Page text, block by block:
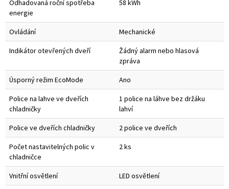
Odhadovaná roční spotřeba
energie
58 kWh
Ovládání Mechanické
Indikátor otevřených dveří
Žádný alarm nebo hlasová
zpráva
Úsporný režim EcoMode Ano
Police na lahve ve dveřích
chladničky
1 police na láhve bez držáku
lahví
Police ve dveřích chladničky 2 police ve dveřích
Počet nastavitelných polic v
chladničce
2 ks
Vnitřní osvětlení LED osvětlení